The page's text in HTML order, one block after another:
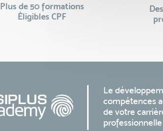
Plus de 50 formations
Éligibles CPF
Le
compétences
de votre
professionnelle